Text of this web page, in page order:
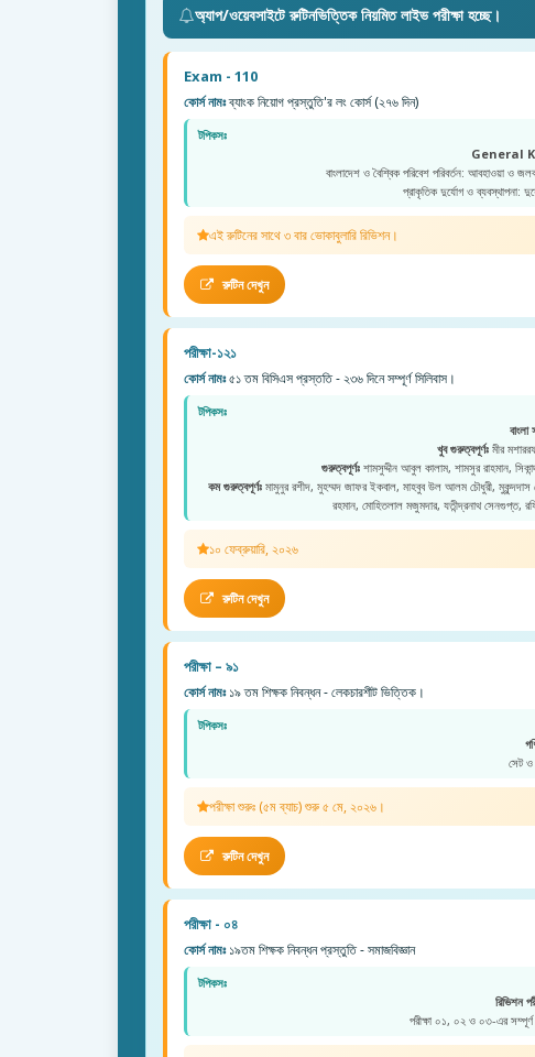
অ্যাপ/ওয়েবসাইটে রুটিনভিত্তিক নিয়মিত লাইভ পরীক্ষা হচ্ছে।
Exam - 110
কোর্স নামঃব্যাংক নিয়োগ প্রস্তুতি'র লং কোর্স (২৭৬ দিন)
টপিকসঃ
General
বাংলাদেশ ও বৈশ্বিক পরিবেশ পরিবর্তন: আবহাওয়া ও
প্রাকৃতিক দুর্যোগ ও ব্যবস্থাপনা:
এই রুটিনের সাথে ৩ বার ভোকাবুলারি রিভিশন।
রুটিন দেখুন
পরীক্ষা-১২১
কোর্স নামঃ৫১ তম বিসিএস প্রস্ততি - ২৩৬ দিনে সম্পূর্ণ সিলিবাস।
টপিকসঃ
বাংলা
খুব গুরুত্বপূর্ণঃমীর
গুরুত্বপূর্ণঃশামসুদ্দীন আবুল কালাম, শামসুর রাহমান,
কম গুরুত্বপূর্ণঃমামুনুর রশীদ, মুহম্মদ জাফর ইকবাল, মাহবুব উল আলম চৌধুরী, মুকুন্দদাস
রহমান, মোহিতলাল মজুমদার, যতীন্দ্রনাথ সেনগুপ্ত,
১০ ফেব্রুয়ারি, ২০২৬
রুটিন দেখুন
পরীক্ষা – ৯১
কোর্স নামঃ১৯ তম শিক্ষক নিবন্ধন - লেকচারশীট ভিত্তিক।
টপিকসঃ
সেট ও
পরীক্ষা শুরুঃ (৫ম ব্যাচ) শুরু ৫ মে, ২০২৬।
রুটিন দেখুন
পরীক্ষা - ০৪
কোর্স নামঃ১৯তম শিক্ষক নিবন্ধন প্রস্তুতি - সমাজবিজ্ঞান
টপিকসঃ
রিভিশন
পরীক্ষা ০১, ০২ ও ০৩-এর সম্পূর্ণ